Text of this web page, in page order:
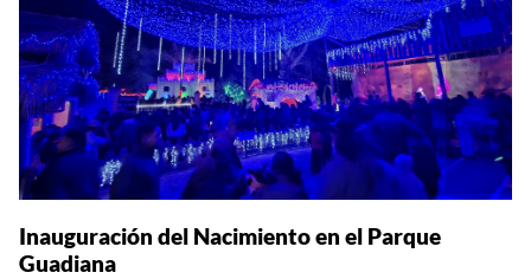
Inauguración del Nacimiento en el Parque
Guadiana